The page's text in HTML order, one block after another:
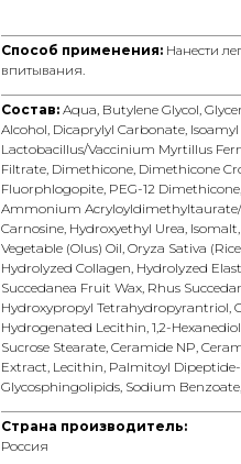
Способ применения: Нанести
впитывания.
Состав: Aqua, Butylene Glycol,
Alcohol, Dicaprylyl Carbonate,
Lactobacillus/Vaccinium Myrtillus
Filtrate, Dimethicone, Dimethicone
Fluorphlogopite, PEG-12
Ammonium Acryloyldimethyltaurate/
Carnosine, Hydroxyethyl Urea,
Vegetable (Olus) Oil, Oryza Sativa
Hydrolyzed Collagen, Hydrolyzed
Succedanea Fruit Wax, Rhus
Hydroxypropyl Tetrahydropyrantriol,
Hydrogenated Lecithin, 1,2-
Sucrose Stearate, Ceramide NP,
Extract, Lecithin, Palmitoyl Dipeptide-
Glycosphingolipids, Sodium
Страна производитель:
Россия